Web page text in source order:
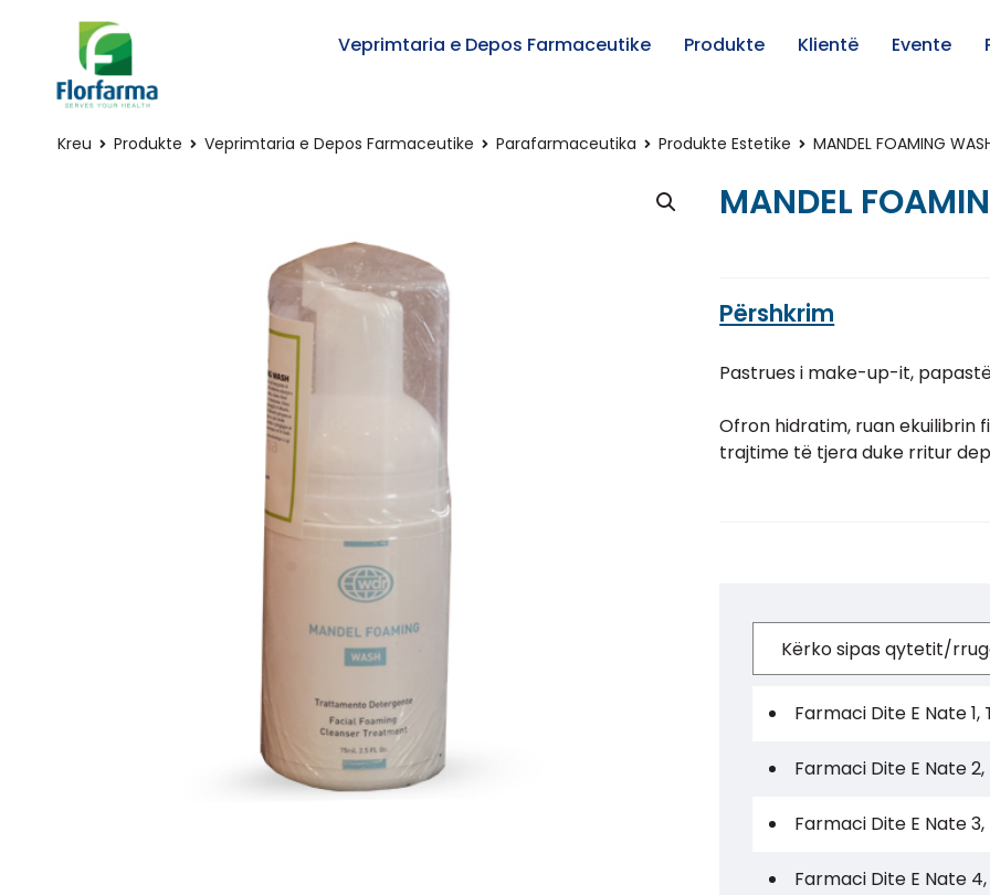
Veprimtaria e Depos Farmaceutike Produkte Klientë Evente
Kreu Produkte Veprimtaria e Depos Farmaceutike Parafarmaceutika Produkte Estetike MANDEL FOAMING
MANDEL
Përshkrim
Pastrues i make-up-it,
Ofron hidratim, ruan ekuilibrin
trajtime të tjera duke rritur
Farmaci Dite E Nate 1,
Farmaci Dite E Nate
Farmaci Dite E Nate
Farmaci Dite E Nate